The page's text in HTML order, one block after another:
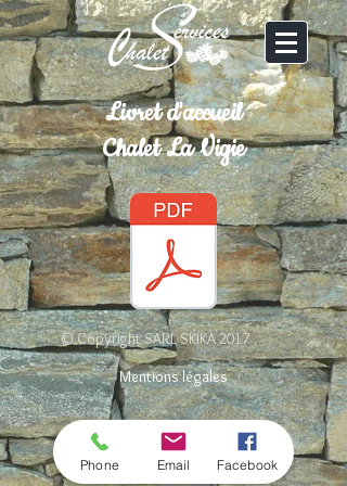
Livret d'accueil
Chalet La Vigie
© Copyright SARL SKIKA 2017
Mentions légales
Phone Email Facebook